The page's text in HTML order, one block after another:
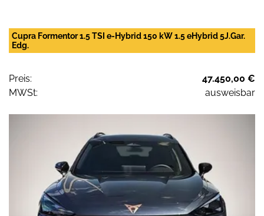
Cupra Formentor 1.5 TSI e-Hybrid 150 kW 1.5 eHybrid 5J.Gar.
Edg.
Preis:
47.450,00 €
MWSt:
ausweisbar